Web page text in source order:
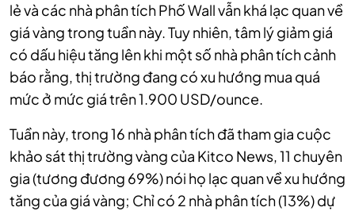
lẻ và các nhà phân tích Phố Wall vẫn khá lạc quan về
giá vàng trong tuần này. Tuy nhiên, tâm lý giảm giá
có dấu hiệu tăng lên khi một số nhà phân tích cảnh
báo rằng, thị trường đang có xu hướng mua quá
mức ở mức giá trên 1.900 USD/ounce.
Tuần này, trong 16 nhà phân tích đã tham gia cuộc
khảo sát thị trường vàng của Kitco News, 11 chuyên
gia (tương đương 69%) nói họ lạc quan về xu hướng
tăng của giá vàng; Chỉ có 2 nhà phân tích (13%) dự